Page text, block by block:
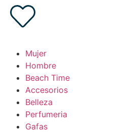
Mujer
Hombre
Beach Time
Accesorios
Belleza
Perfumeria
Gafas